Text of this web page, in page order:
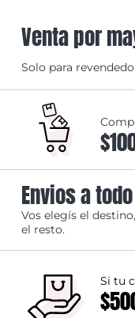
Venta por
Solo para
Envios a
Vos elegís el
el resto.
Si tu